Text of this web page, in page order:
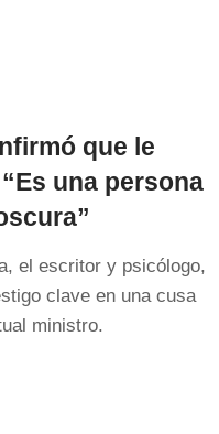
que le
una persona
el escritor y psicólogo,
clave en una cusa
ministro.